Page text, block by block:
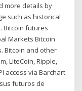
more details by
such as historical
Bitcoin futures
Markets Bitcoin
Bitcoin and other
LiteCoin, Ripple,
access via Barchart
futuros de